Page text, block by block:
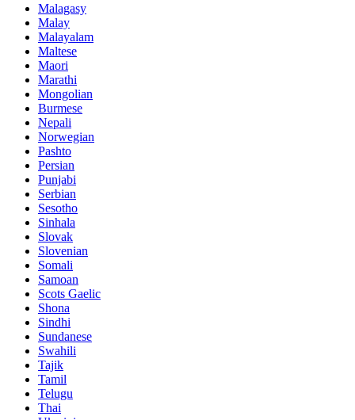
Malagasy
Malay
Malayalam
Maltese
Maori
Marathi
Mongolian
Burmese
Nepali
Norwegian
Pashto
Persian
Punjabi
Serbian
Sesotho
Sinhala
Slovak
Slovenian
Somali
Samoan
Scots Gaelic
Shona
Sindhi
Sundanese
Swahili
Tajik
Tamil
Telugu
Thai